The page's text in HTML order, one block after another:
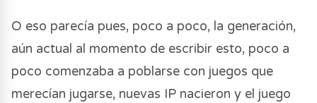
O eso parecía pues, poco a poco, la generación,
aún actual al momento de escribir esto, poco a
poco comenzaba a poblarse con juegos que
merecían jugarse, nuevas IP nacieron y el juego